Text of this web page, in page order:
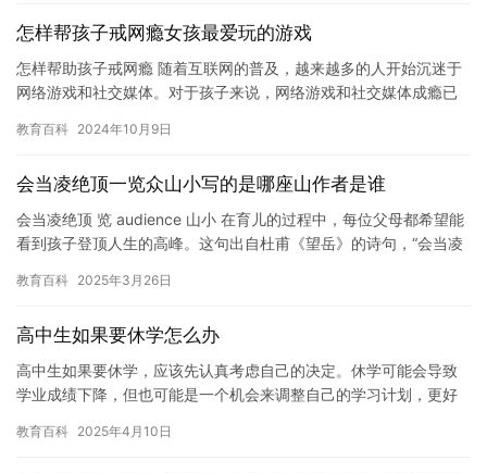
怎样帮孩子戒网瘾女孩最爱玩的游戏
怎样帮助孩子戒网瘾 随着互联网的普及，越来越多的人开始沉迷于
网络游戏和社交媒体。对于孩子来说，网络游戏和社交媒体成瘾已
一个…
教育百科 2024年10月9日
会当凌绝顶一览众山小写的是哪座山作者是谁
会当凌绝顶 览 audience 山小 在育儿的过程中，每位父母都希望能
看到孩子登顶人生的高峰。这句出自杜甫《望岳》的诗句，“会当凌
教育百科 2025年3月26日
高中生如果要休学怎么办
高中生如果要休学，应该先认真考虑自己的决定。休学可能会导致
学业成绩下降，但也可能是一个机会来调整自己的学习计划，更好
况： …
教育百科 2025年4月10日